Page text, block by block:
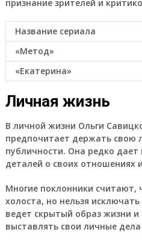
признание зрителей и
Название сериала
«Метод»
«Екатерина»
Личная жизнь
В личной жизни Ольги
предпочитает держать свою
публичности. Она редко
деталей о своих отношениях
Многие поклонники считают,
холоста, но нельзя
ведет скрытый образ жизни
выставлять свои личные